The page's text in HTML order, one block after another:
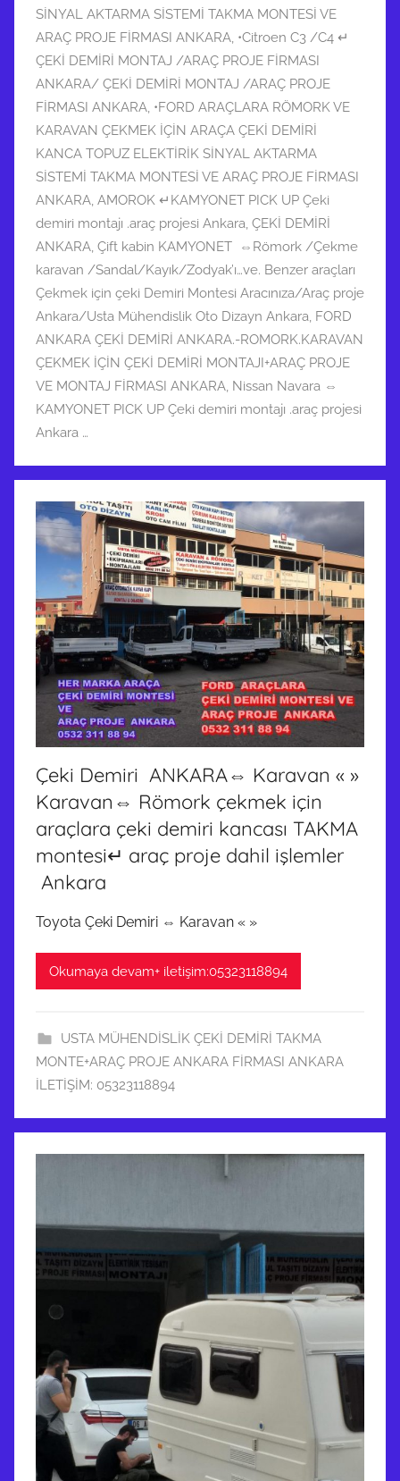
SİNYAL AKTARMA SİSTEMİ TAKMA MONTESİ VE
ARAÇ PROJE FİRMASI ANKARA, •Citroen C3 /C4 ↵
ÇEKİ DEMİRİ MONTAJ /ARAÇ PROJE FİRMASI
ANKARA/ ÇEKİ DEMİRİ MONTAJ /ARAÇ PROJE
FİRMASI ANKARA, •FORD ARAÇLARA RÖMORK VE
KARAVAN ÇEKMEK İÇİN ARAÇA ÇEKİ DEMİRİ
KANCA TOPUZ ELEKTİRİK SİNYAL AKTARMA
SİSTEMİ TAKMA MONTESİ VE ARAÇ PROJE FİRMASI
ANKARA, AMOROK ↵KAMYONET PICK UP Çeki
demiri montajı .araç projesi Ankara, ÇEKİ DEMİRİ
ANKARA, Çift kabin KAMYONET ⇔Römork /Çekme
karavan /Sandal/Kayık/Zodyak’ı…ve. Benzer araçları
Çekmek için çeki Demiri Montesi Aracınıza/Araç proje
Ankara/Usta Mühendislik Oto Dizayn Ankara, FORD
ANKARA ÇEKİ DEMİRİ ANKARA.-ROMORK.KARAVAN
ÇEKMEK İÇİN ÇEKİ DEMİRİ MONTAJI+ARAÇ PROJE
VE MONTAJ FİRMASI ANKARA, Nissan Navara ⇔
KAMYONET PICK UP Çeki demiri montajı .araç projesi
Ankara …
Çeki Demiri ANKARA⇔ Karavan « »
Karavan⇔ Römork çekmek için
araçlara çeki demiri kancası TAKMA
montesi↵ araç proje dahil işlemler
Ankara
Toyota Çeki Demiri ⇔ Karavan « »
Okumaya devam+ iletişim:05323118894
USTA MÜHENDİSLİK ÇEKİ DEMİRİ TAKMA
MONTE+ARAÇ PROJE ANKARA FİRMASI ANKARA
İLETİŞİM: 05323118894